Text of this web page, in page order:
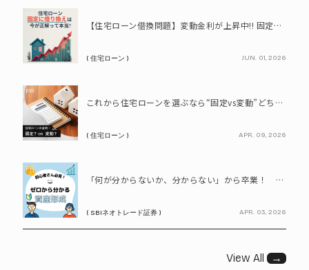
【住宅ローン借換問題】変動金利が上昇中!! 固定に借り換えるなら今が正解って本当? シミュレーションで比較してみよう
( 住宅ローン ) JUN. 01, 2026
PR
これから住宅ローンを選ぶなら“固定vs変動”どちらが正解? 9割が利用したいと答えた「いま決めなくてもいい」ローンとは!?
( 住宅ローン ) APR. 09, 2026
PR
「何が分からないか、分からない」から卒業！ SBIネオトレード証券で学ぶ、はじめての資産形成
( SBIネオトレード証券 ) APR. 03, 2026
View All →